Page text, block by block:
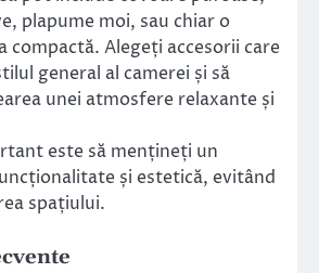
plapume moi, sau chiar o
compactă. Alegeți accesorii care
general al camerei și să
unei atmosfere relaxante și
este să mențineți un
și estetică, evitând
spațiului.